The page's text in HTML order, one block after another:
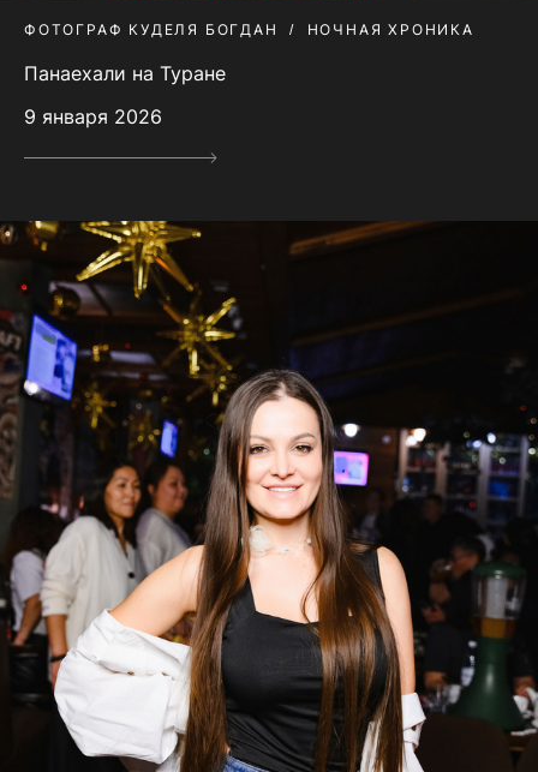
ФОТОГРАФ КУДЕЛЯ БОГДАН НОЧНАЯ ХРОНИКА
Панаехали на Туране
9 января 2026